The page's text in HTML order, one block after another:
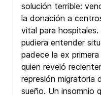
solución terrible:
la donación a
vital para
pudiera entender
padece la ex primera
quien reveló
represión migratoria
sueño. Un insomnio